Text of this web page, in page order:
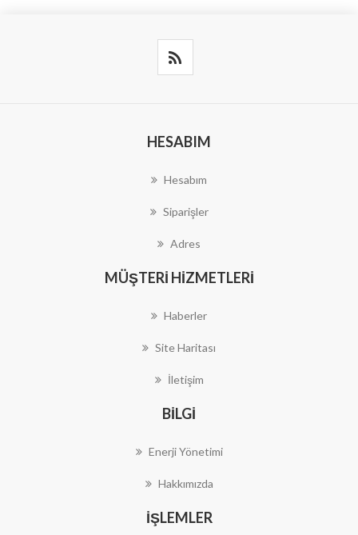
HESABIM
Hesabım
Siparişler
Adres
MÜŞTERI HIZMETLERI
Haberler
Site Haritası
İletişim
BILGI
Enerji Yönetimi
Hakkımızda
İŞLEMLER